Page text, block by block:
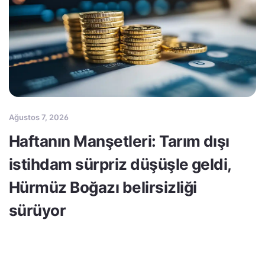
Ağustos 7, 2026
Haftanın Manşetleri: Tarım dışı
istihdam sürpriz düşüşle geldi,
Hürmüz Boğazı belirsizliği
sürüyor